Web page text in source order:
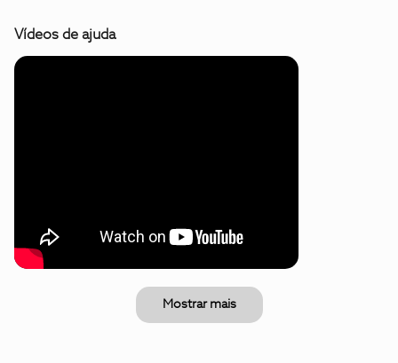
Vídeos de ajuda
Mostrar mais